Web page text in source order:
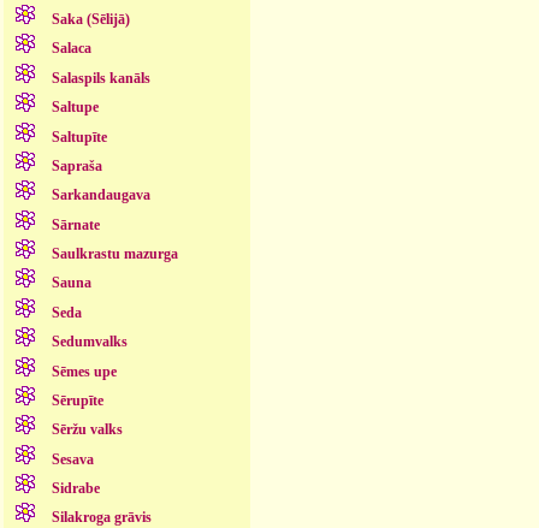
Saka (Sēlijā)
Salaca
Salaspils kanāls
Saltupe
Saltupīte
Sapraša
Sarkandaugava
Sārnate
Saulkrastu mazurga
Sauna
Seda
Sedumvalks
Sēmes upe
Sērupīte
Sēržu valks
Sesava
Sidrabe
Silakroga grāvis